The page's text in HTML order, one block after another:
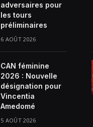
adversaires pour
les tours
préliminaires
6 AOÛT 2026
CAN féminine
2026 : Nouvelle
désignation pour
Vincentia
Amedomé
5 AOÛT 2026